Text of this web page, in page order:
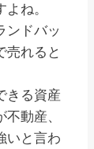
ね。
ンドバッ
売れると
きる資産
動産、
いと言わ